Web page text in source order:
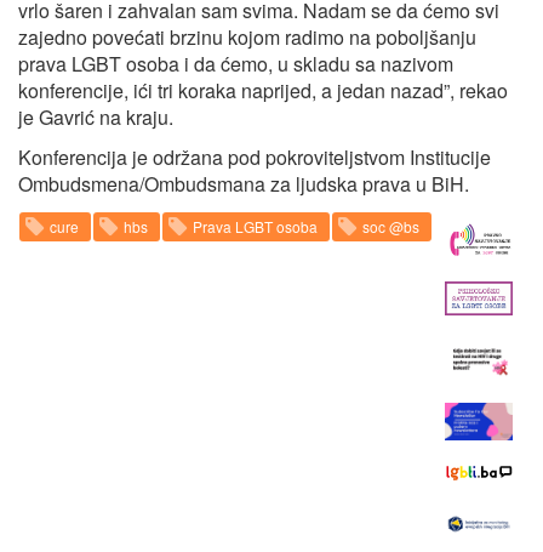
vrlo šaren i zahvalan sam svima. Nadam se da ćemo svi
zajedno povećati brzinu kojom radimo na poboljšanju
prava LGBT osoba i da ćemo, u skladu sa nazivom
konferencije, ići tri koraka naprijed, a jedan nazad”, rekao
je Gavrić na kraju.
Konferencija je održana pod pokroviteljstvom Institucije
Ombudsmena/Ombudsmana za ljudska prava u BiH.
cure hbs Prava LGBT osoba soc @bs